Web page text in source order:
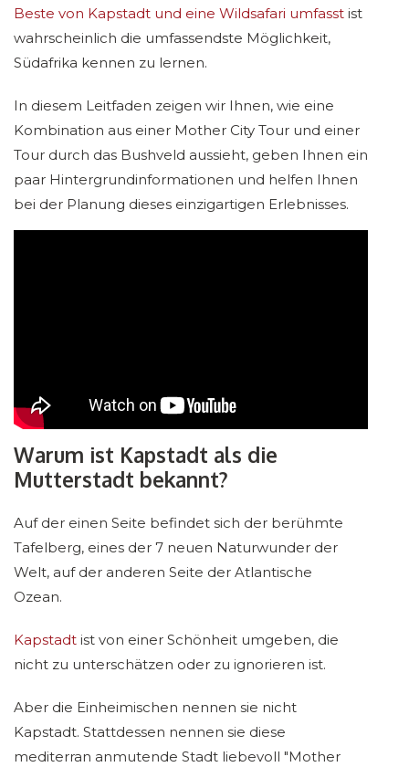
Beste von Kapstadt und eine Wildsafari umfasst ist
wahrscheinlich die umfassendste Möglichkeit,
Südafrika kennen zu lernen.
In diesem Leitfaden zeigen wir Ihnen, wie eine
Kombination aus einer Mother City Tour und einer
Tour durch das Bushveld aussieht, geben Ihnen ein
paar Hintergrundinformationen und helfen Ihnen
bei der Planung dieses einzigartigen Erlebnisses.
Warum ist Kapstadt als die
Mutterstadt bekannt?
Auf der einen Seite befindet sich der berühmte
Tafelberg, eines der 7 neuen Naturwunder der
Welt, auf der anderen Seite der Atlantische
Ozean.
Kapstadt ist von einer Schönheit umgeben, die
nicht zu unterschätzen oder zu ignorieren ist.
Aber die Einheimischen nennen sie nicht
Kapstadt. Stattdessen nennen sie diese
mediterran anmutende Stadt liebevoll "Mother